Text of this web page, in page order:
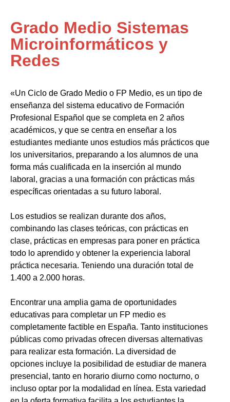
Grado Medio Sistemas
Microinformáticos y
Redes
«Un Ciclo de Grado Medio o FP Medio, es un tipo de
enseñanza del sistema educativo de Formación
Profesional Español que se completa en 2 años
académicos, y que se centra en enseñar a los
estudiantes mediante unos estudios más prácticos que
los universitarios, preparando a los alumnos de una
forma más cualificada en la inserción al mundo
laboral, gracias a una formación con prácticas más
específicas orientadas a su futuro laboral.
Los estudios se realizan durante dos años,
combinando las clases teóricas, con prácticas en
clase, prácticas en empresas para poner en práctica
todo lo aprendido y obtener la experiencia laboral
práctica necesaria. Teniendo una duración total de
1.400 a 2.000 horas.
Encontrar una amplia gama de oportunidades
educativas para completar un FP medio es
completamente factible en España. Tanto instituciones
públicas como privadas ofrecen diversas alternativas
para realizar esta formación. La diversidad de
opciones incluye la posibilidad de estudiar de manera
presencial, tanto en horario diurno como nocturno, o
incluso optar por la modalidad en línea. Esta variedad